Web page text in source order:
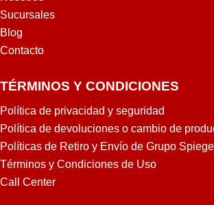
Sucursales
Blog
Contacto
TÉRMINOS Y CONDICIONES
Política de privacidad y seguridad
Política de devoluciones o cambio de
Políticas de Retiro y Envío de Grupo Spiegel
Términos y Condiciones de Uso
Call Center